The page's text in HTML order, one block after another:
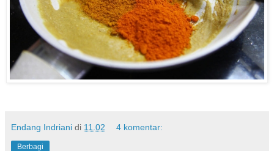
Endang Indriani di 11.02 4 komentar:
Berbagi